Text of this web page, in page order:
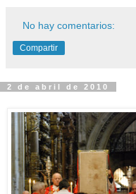
No hay comentarios:
Compartir
2 de abril de 2010